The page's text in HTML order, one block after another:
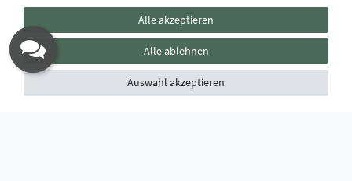
Alle akzeptieren
Alle ablehnen
Auswahl akzeptieren